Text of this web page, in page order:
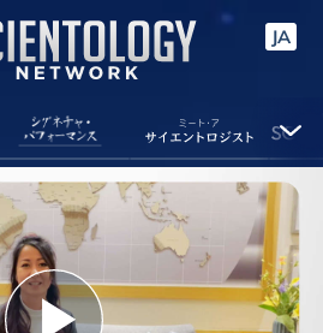
JA